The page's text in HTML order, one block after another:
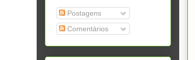
Postagens
Comentários